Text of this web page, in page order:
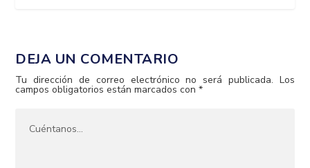
DEJA UN COMENTARIO
Tu dirección de correo electrónico no será publicada. Los
campos obligatorios están marcados con*